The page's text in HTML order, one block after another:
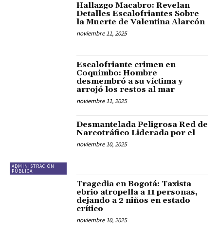
Hallazgo Macabro: Revelan
Detalles Escalofriantes Sobre
la Muerte de Valentina Alarcón
noviembre 11, 2025
Escalofriante crimen en
Coquimbo: Hombre
desmembró a su víctima y
arrojó los restos al mar
noviembre 11, 2025
ADMINISTRACIÓN
PÚBLICA
Desmantelada Peligrosa Red de
Narcotráfico Liderada por el
noviembre 10, 2025
Tragedia en Bogotá: Taxista
ebrio atropella a 11 personas,
dejando a 2 niños en estado
crítico
noviembre 10, 2025